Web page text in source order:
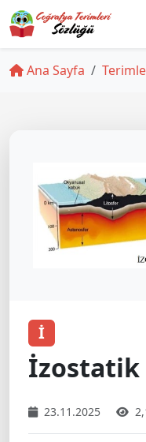
Ana Sayfa
İ
İzostatik
23.11.2025